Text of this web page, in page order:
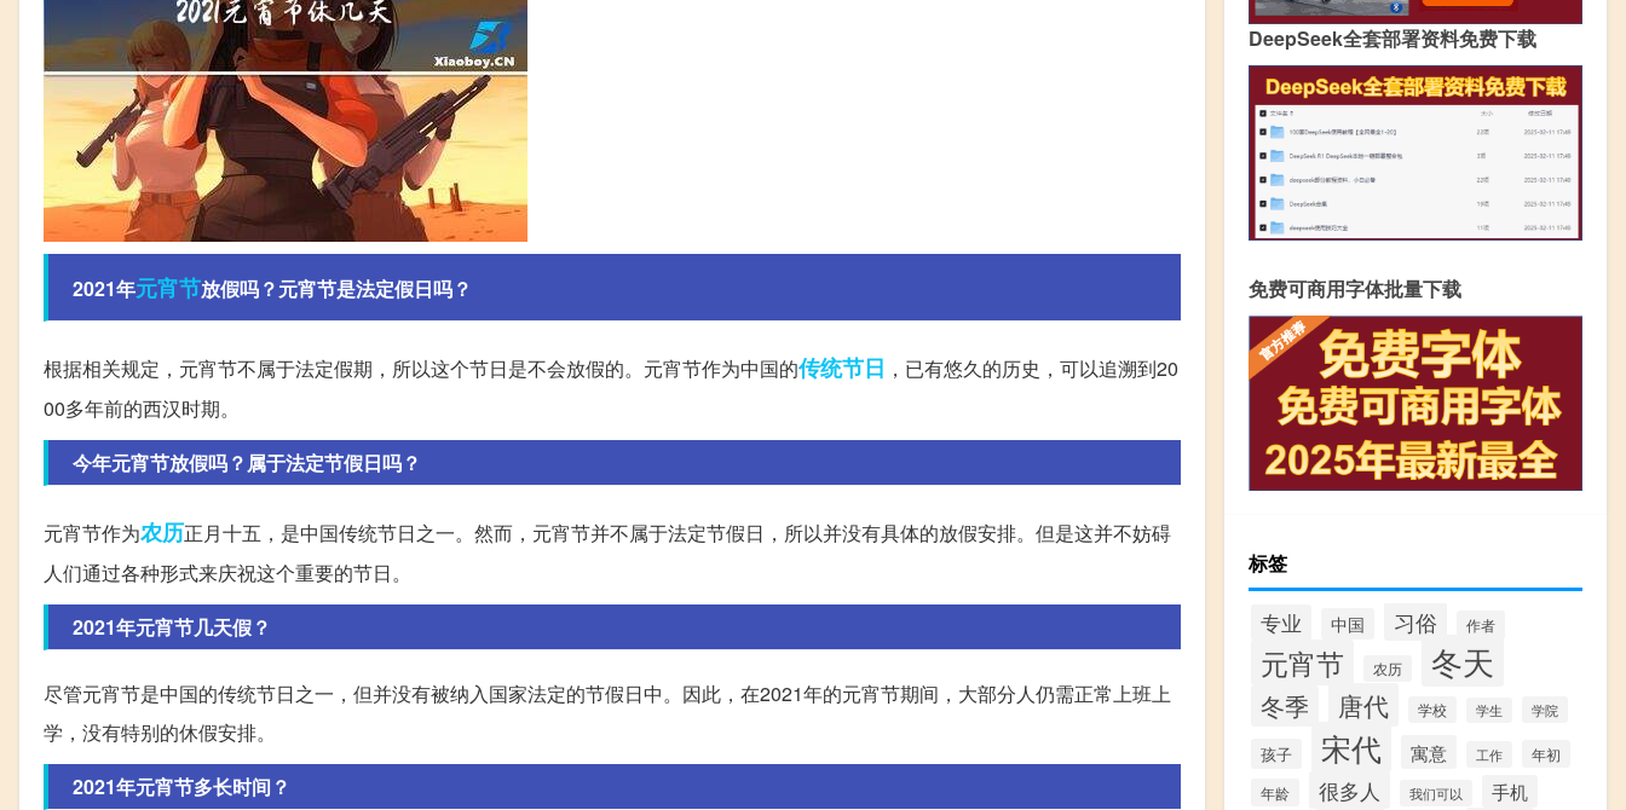
2021年元宵节放假吗？元宵节是法定假日吗？
根据相关规定，元宵节不属于法定假期，所以这个节日是不会放假的。元宵节作为中国的传统节日 ，已有悠久的历史，可以追溯到20
00多年前的西汉时期。
今年元宵节放假吗？属于法定节假日吗？
元宵节作为农历正月十五，是中国传统节日之一。然而，元宵节并不属于法定节假日，所以并没有具体的放假安排。但是这并不妨碍
人们通过各种形式来庆祝这个重要的节日。
2021年元宵节几天假？
尽管元宵节是中国的传统节日之一，但并没有被纳入国家法定的节假日中。因此，在2021年的元宵节期间，大部分人仍需正常上班上
学，没有特别的休假安排。
2021年元宵节多长时间？
DeepSeek全套部署资料免费下载
免费可商用字体批量下载
标签
专业 中国 习俗 作者
元宵节 农历 冬天
冬季 唐代 学校 学生 学院
孩子 宋代 寓意 工作
年初
年龄
很多人 我们可以
手机